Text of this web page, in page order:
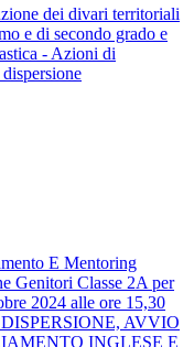
dei divari territoriali
e di secondo grado e
- Azioni di
E Mentoring
Genitori Classe 2A per
2024 alle ore 15,30
AVVIO
INGLESE E